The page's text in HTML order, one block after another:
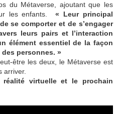
du Métaverse, ajoutant que les
les enfants.« Leur principal
se comporter et de s’engager
leurs pairs et l’interaction
élément essentiel de la façon
personnes. »
être les deux, le Métaverse est
arriver.
virtuelle et le prochain